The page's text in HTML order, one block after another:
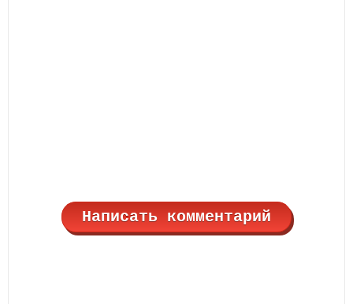
Написать комментарий